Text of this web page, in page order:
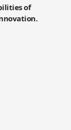
of